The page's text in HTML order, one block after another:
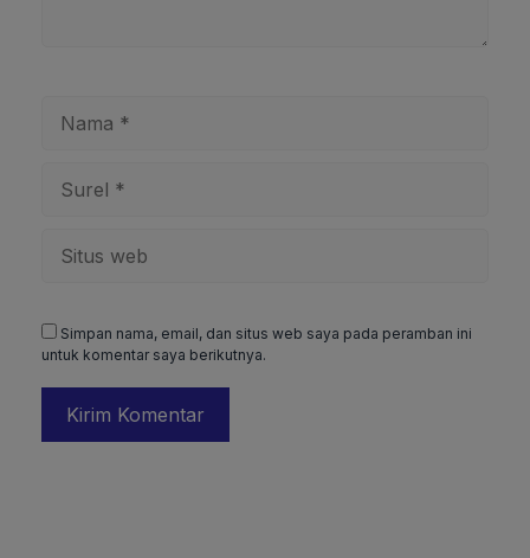
web
Simpan nama, email, dan situs web saya pada peramban ini
untuk komentar saya berikutnya.